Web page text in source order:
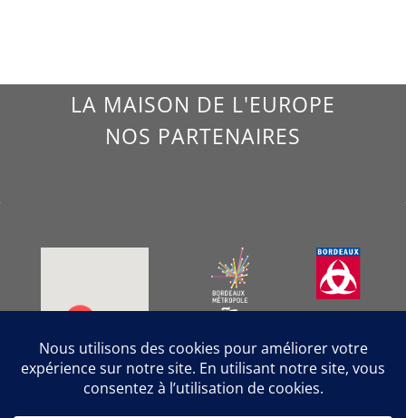
LA MAISON DE L'EUROPE
NOS PARTENAIRES